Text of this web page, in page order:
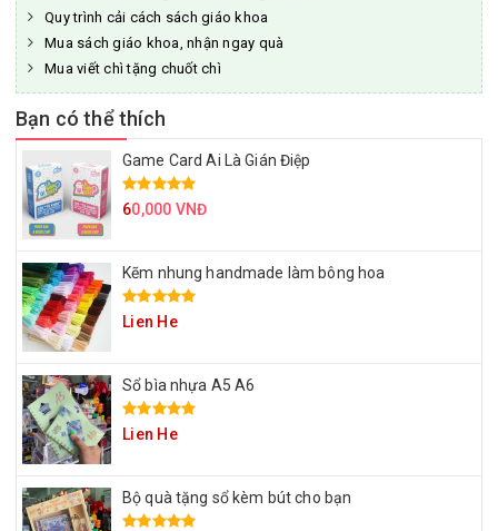
Quy trình cải cách sách giáo khoa
Mua sách giáo khoa, nhận ngay quà
Mua viết chì tặng chuốt chì
Bạn có thể thích
Game Card Ai Là Gián Điệp
60,000 VNĐ
Kẽm nhung handmade làm bông hoa
Lien He
Sổ bìa nhựa A5 A6
Lien He
Bộ quà tặng sổ kèm bút cho bạn